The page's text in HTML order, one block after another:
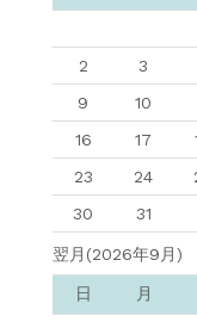
2
3
9
10
16
17
23
24
30
31
翌月(2026年9月)
日 月